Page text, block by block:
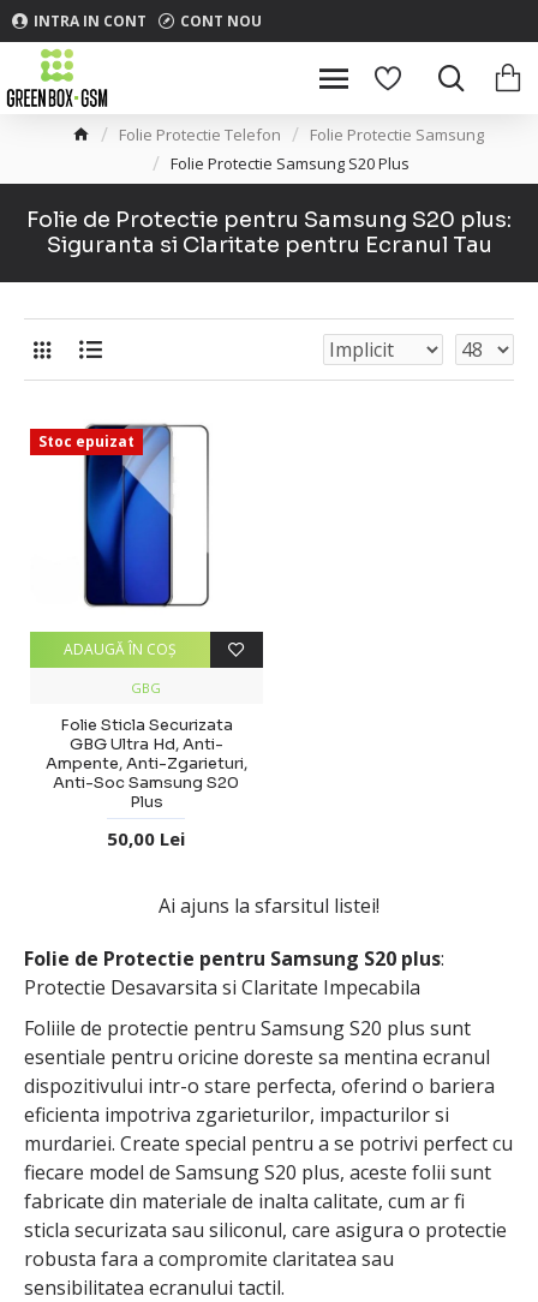
INTRA IN CONT CONT NOU
Folie Protectie Telefon
Folie Protectie Samsung
Folie Protectie Samsung S20 Plus
Folie de Protectie pentru Samsung S20 plus:
Siguranta si Claritate pentru Ecranul Tau
Folie de Protectie pentru Samsung S20 plus:
Protectie Desavarsita si Claritate Impecabila
Foliile de protectie pentru Samsung S20 plus sunt
esentiale pentru oricine doreste sa mentina ecranul
dispozitivului intr-o stare perfecta, oferind o bariera
eficienta impotriva zgarieturilor, impacturilor si
murdariei. Create special pentru a se potrivi perfect cu
fiecare model de Samsung S20 plus, aceste folii sunt
fabricate din materiale de inalta calitate, cum ar fi
sticla securizata sau siliconul, care asigura o protectie
robusta fara a compromite claritatea sau
sensibilitatea ecranului tactil.
Stoc epuizat
GBG
Folie Sticla Securizata
GBG Ultra Hd, Anti-
Ampente, Anti-Zgarieturi,
Anti-Soc Samsung S20
Plus
50,00 Lei
ADAUGĂ ÎN COŞ
Ai ajuns la sfarsitul listei!